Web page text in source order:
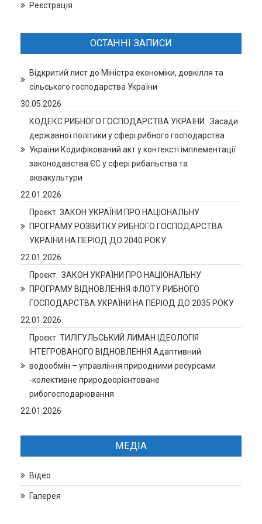
Реєстрація
ОСТАННІ ЗАПИСИ
Відкритий лист до Міністра економіки, довкілля та
сільського господарства України
30.05.2026
КОДЕКС РИБНОГО ГОСПОДАРСТВА УКРАЇНИ Засади
державної політики у сфері рибного господарства
України Кодифікований акт у контексті імплементації
законодавства ЄС у сфері рибальства та
аквакультури
22.01.2026
Проєкт ЗАКОН УКРАЇНИ ПРО НАЦІОНАЛЬНУ
ПРОГРАМУ РОЗВИТКУ РИБНОГО ГОСПОДАРСТВА
УКРАЇНИ НА ПЕРІОД ДО 2040 РОКУ
22.01.2026
Проєкт. ЗАКОН УКРАЇНИ ПРО НАЦІОНАЛЬНУ
ПРОГРАМУ ВІДНОВЛЕННЯ ФЛОТУ РИБНОГО
ГОСПОДАРСТВА УКРАЇНИ НА ПЕРІОД ДО 2035 РОКУ
22.01.2026
Проєкт. ТИЛІГУЛЬСЬКИЙ ЛИМАН ІДЕОЛОГІЯ
ІНТЕГРОВАНОГО ВІДНОВЛЕННЯ Адаптивний
водообмін – управління природними ресурсами
-колективне природоорієнтоване
рибогосподарювання
22.01.2026
МЕДІА
Відео
Галерея